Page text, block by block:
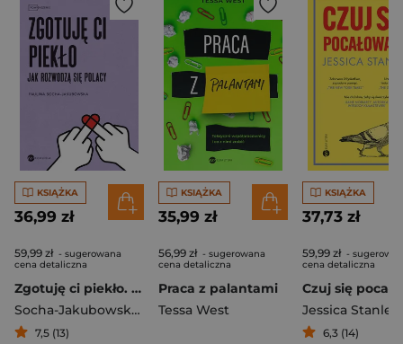
KSIĄŻKA
36,99 zł
59,99 zł - sugerowana
cena detaliczna
Zgotuję ci piekło. Jak rozwodzą się Polacy
Socha-Jakubowska Paulina
7,5 (13)
KSIĄŻKA
35,99 zł
56,99 zł - sugerowana
cena detaliczna
Praca z palantami
Tessa West
KSIĄŻKA
37,73 zł
59,99 zł -
cena detaliczna
Jessica Stanley
6,3 (14)